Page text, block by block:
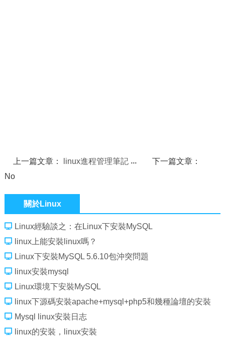
上一篇文章： linux進程管理筆記
下一篇文章：
No
關於Linux
Linux經驗談之：在Linux下安裝MySQL
linux上能安裝linux嗎？
Linux下安裝MySQL 5.6.10包沖突問題
linux安裝mysql
Linux環境下安裝MySQL
linux下源碼安裝apache+mysql+php5和幾種論壇的安裝
Mysql linux安裝日志
linux的安裝，linux安裝